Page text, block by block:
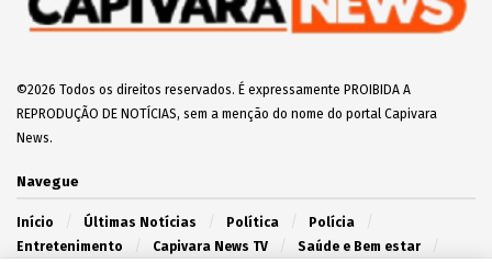
©2026 Todos os direitos reservados. É expressamente PROIBIDA A
REPRODUÇÃO DE NOTÍCIAS, sem a menção do nome do portal Capivara
News.
Navegue
Início Últimas Notícias Política
Polícia
Entretenimento
Capivara News TV
Saúde e Bem estar